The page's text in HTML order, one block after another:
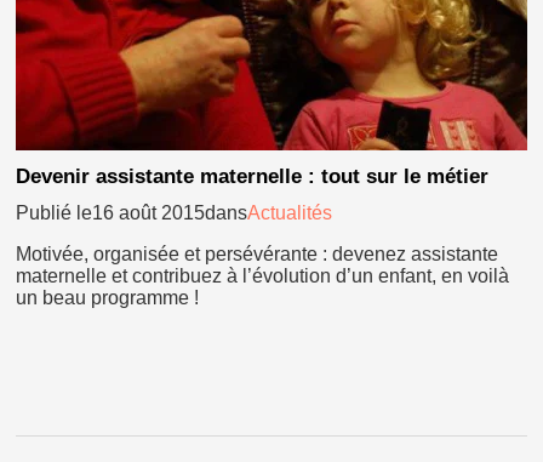
Devenir assistante maternelle : tout sur le métier
Publié le16 août 2015dansActualités
Motivée, organisée et persévérante : devenez assistante
maternelle et contribuez à l’évolution d’un enfant, en voilà
un beau programme !